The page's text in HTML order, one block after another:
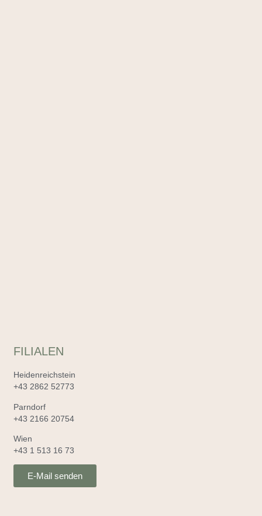
FILIALEN
Heidenreichstein
+43 2862 52773
Parndorf
+43 2166 20754
Wien
+43 1 513 16 73
E-Mail senden